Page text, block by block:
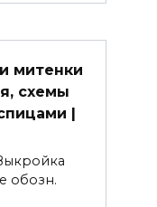
митенки
схемы
|
обозн.